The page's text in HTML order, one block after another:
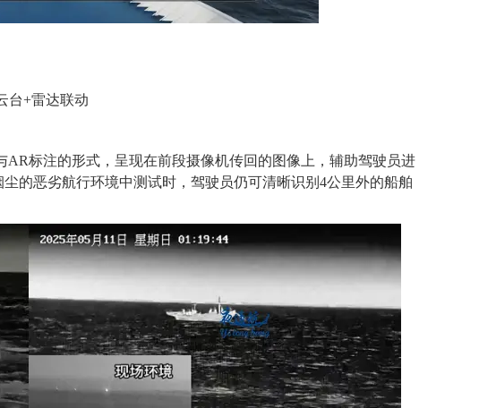
台+雷达联动
AR标注的形式 ， 呈现在前段摄像机传回的图像上，辅助驾驶员进
尘的恶劣航行环境中测试时，驾驶员仍可清晰识别 4公里外的船舶